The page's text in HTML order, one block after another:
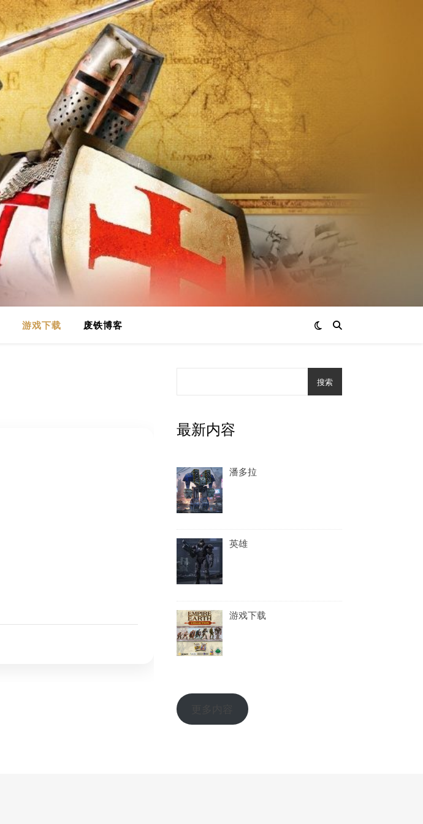
游戏下载 废铁博客
搜索
最新内容
潘多拉
英雄
游戏下载